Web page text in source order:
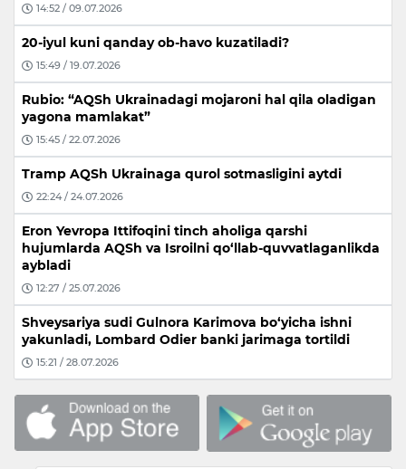
14:52 / 09.07.2026
20-iyul kuni qanday ob-havo kuzatiladi?
15:49 / 19.07.2026
Rubio: “AQSh Ukrainadagi mojaroni hal qila oladigan
yagona mamlakat”
15:45 / 22.07.2026
Tramp AQSh Ukrainaga qurol sotmasligini aytdi
22:24 / 24.07.2026
Eron Yevropa Ittifoqini tinch aholiga qarshi
hujumlarda AQSh va Isroilni qo‘llab-quvvatlaganlikda
aybladi
12:27 / 25.07.2026
Shveysariya sudi Gulnora Karimova bo‘yicha ishni
yakunladi, Lombard Odier banki jarimaga tortildi
15:21 / 28.07.2026